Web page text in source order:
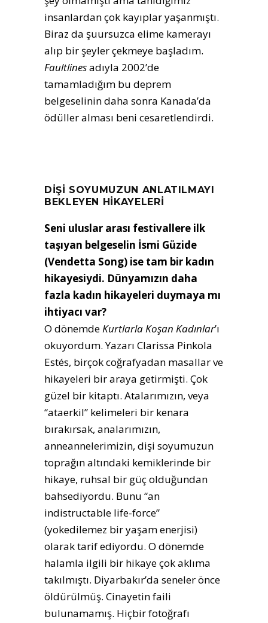
insanlardan çok kayıplar yaşanmıştı.
Biraz da şuursuzca elime kamerayı
alıp bir şeyler çekmeye başladım.
Faultlinesadıyla 2002’de
tamamladığım bu deprem
belgeselinin daha sonra Kanada’da
ödüller alması beni cesaretlendirdi.
DİŞİ SOYUMUZUN ANLATILMAYI
BEKLEYEN HİKAYELERİ
Seni uluslar arası festivallere ilk
taşıyan belgeselin İsmi Güzide
(Vendetta Song) ise tam bir kadın
hikayesiydi. Dünyamızın daha
fazla kadın hikayeleri duymaya mı
ihtiyacı var?
O dönemdeKurtlarla Koşan Kadınlar’ı
okuyordum. Yazarı Clarissa Pinkola
Estés, birçok coğrafyadan masallar ve
hikayeleri bir araya getirmişti. Çok
güzel bir kitaptı. Atalarımızın, veya
“ataerkil” kelimeleri bir kenara
bırakırsak, analarımızın,
anneannelerimizin, dişi soyumuzun
toprağın altındaki kemiklerinde bir
hikaye, ruhsal bir güç olduğundan
bahsediyordu. Bunu “an
indistructable life-force”
(yokedilemez bir yaşam enerjisi)
olarak tarif ediyordu. O dönemde
halamla ilgili bir hikaye çok aklıma
takılmıştı. Diyarbakır’da seneler önce
öldürülmüş. Cinayetin faili
bulunamamış. Hiçbir fotoğrafı